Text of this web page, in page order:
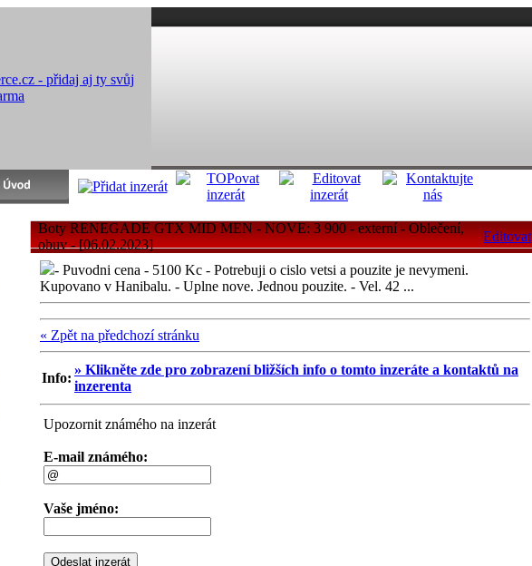
Boty RENEGADE GTX MID MEN - NOVE: 3 900- externí - Oblečení,
obuv - [06.02.2023]
Editovat
- Puvodni cena - 5100 Kc - Potrebuji o cislo vetsi a pouzite je nevymeni.
Kupovano v Hanibalu. - Uplne nove. Jednou pouzite. - Vel. 42 ...
« Zpět na předchozí stránku
Info:
» Klikněte zde pro zobrazení bližších info o tomto inzeráte a kontaktů na
inzerenta
Upozornit známého na inzerát
E-mail známého:
Vaše jméno: